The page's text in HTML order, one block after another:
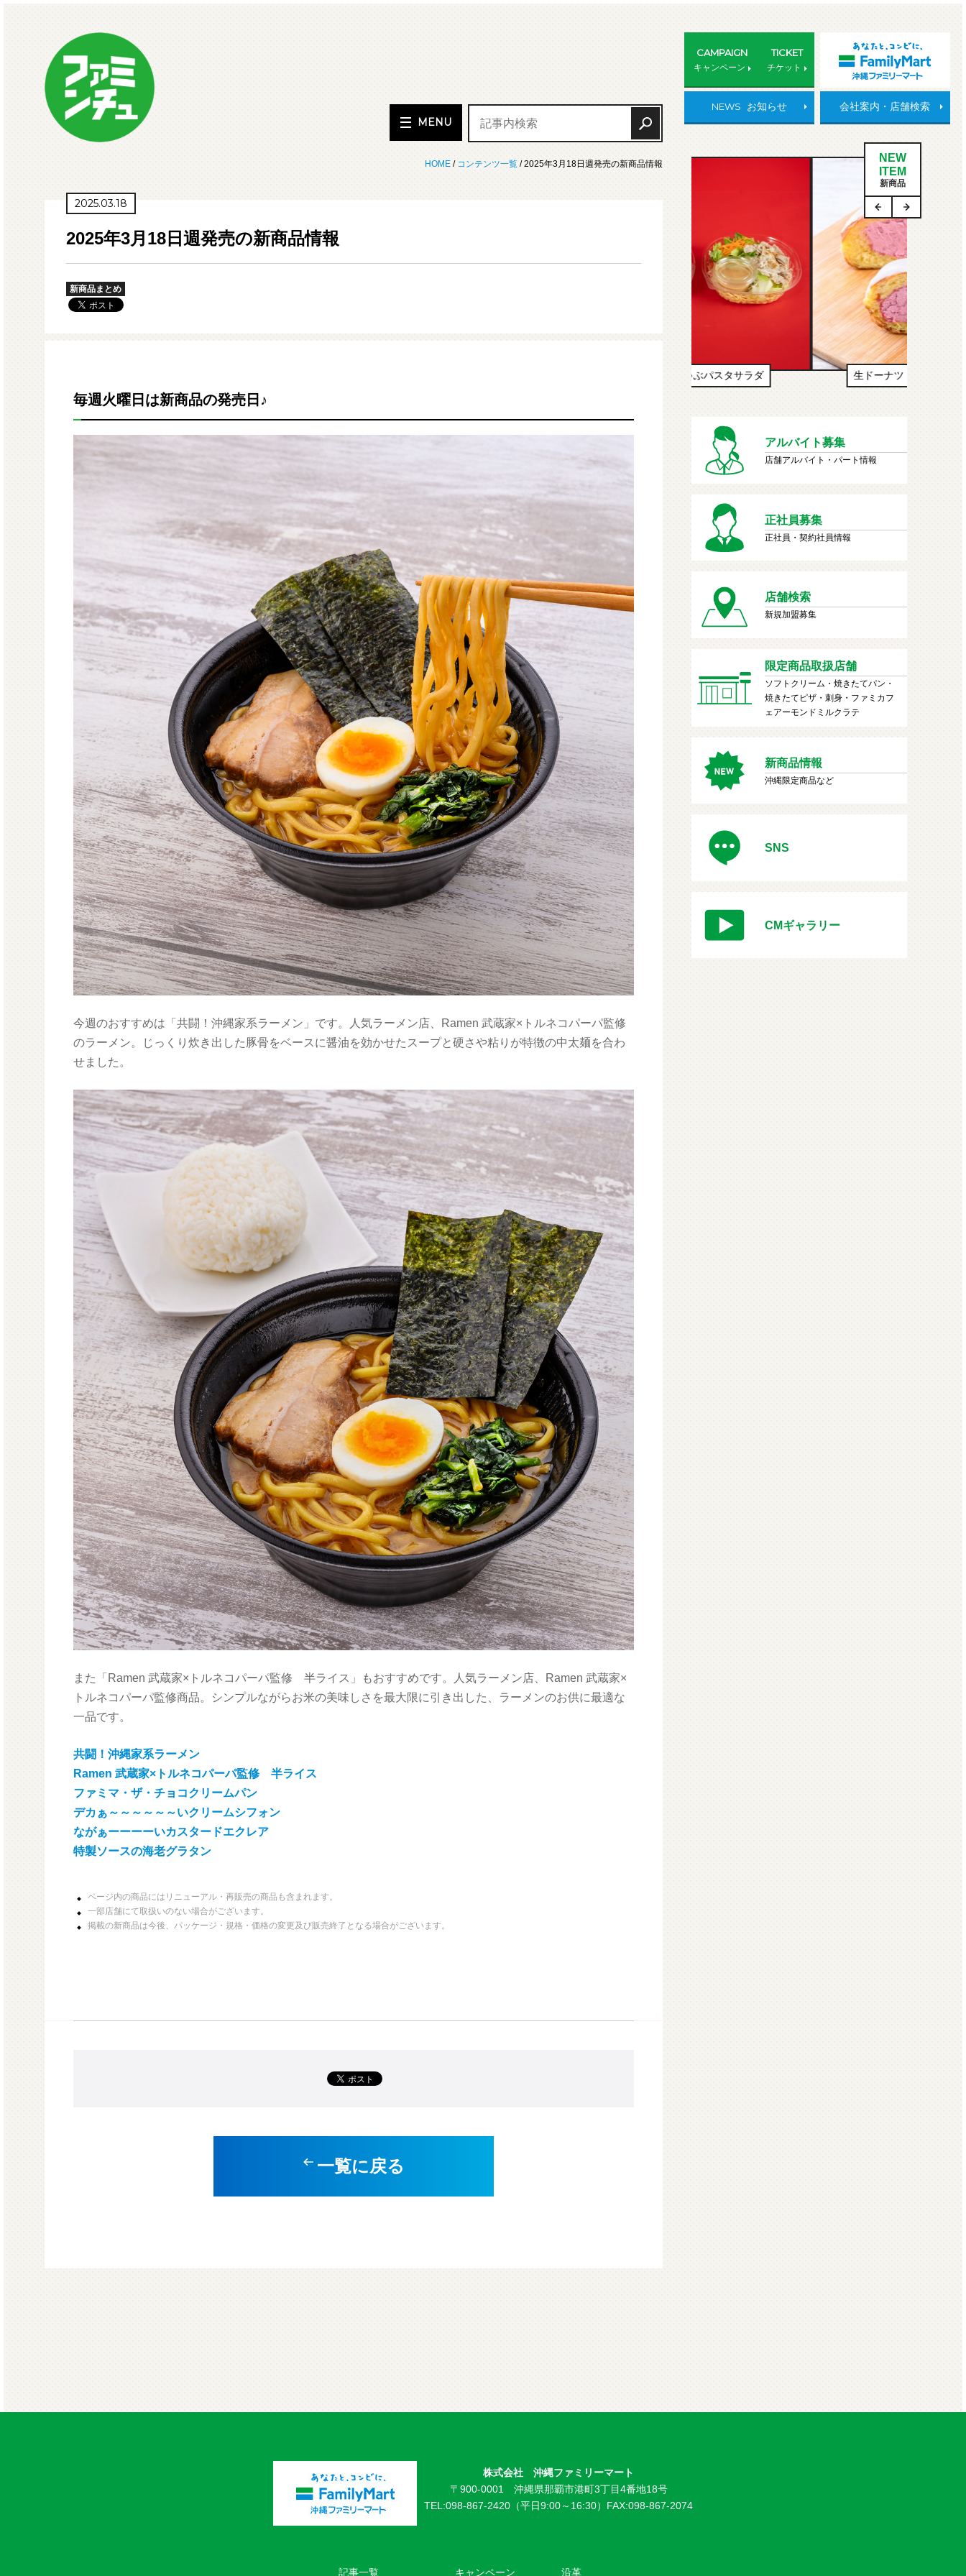
MENU
CAMPAIGN
キャンペーン
TICKET
チケット
NEWS お知らせ 会社案内・店舗検索
HOME / コンテンツ一覧 / 2025年3月18日週発売の新商品情報
2025.03.18
2025年3月18日週発売の新商品情報
新商品まとめ
毎週火曜日は新商品の発売日♪
今週のおすすめは「共闘！沖縄家系ラーメン」です。人気ラーメン店、Ramen 武蔵家×トルネコパーパ監修
のラーメン。じっくり炊き出した豚骨をベースに醤油を効かせたスープと硬さや粘りが特徴の中太麺を合わ
せました。
また「Ramen 武蔵家×トルネコパーパ監修 半ライス」もおすすめです。人気ラーメン店、Ramen 武蔵家×
トルネコパーパ監修商品。シンプルながらお米の美味しさを最大限に引き出した、ラーメンのお供に最適な
一品です。
共闘！沖縄家系ラーメン
Ramen 武蔵家×トルネコパーパ監修 半ライス
ファミマ・ザ・チョコクリームパン
デカぁ～～～～～～いクリームシフォン
ながぁーーーーいカスタードエクレア
特製ソースの海老グラタン
ページ内の商品にはリニューアル・再販売の商品も含まれます。
一部店舗にて取扱いのない場合がございます。
掲載の新商品は今後、パッケージ・規格・価格の変更及び販売終了となる場合がございます。
一覧に戻る
NEW
ITEM
新商品
生ドーナツ（わたあめ味風）
アルバイト募集
店舗アルバイト・パート情報
正社員募集
正社員・契約社員情報
店舗検索
新規加盟募集
限定商品取扱店舗
ソフトクリーム・焼きたてパン・
焼きたてピザ・刺身・ファミカフ
ェアーモンドミルクラテ
新商品情報
沖縄限定商品など
SNS
CMギャラリー
株式会社 沖縄ファミリーマート
〒900-0001 沖縄県那覇市港町3丁目4番地18号
TEL:098-867-2420（平日9:00～16:30） FAX:098-867-2074
記事一覧 キャンペーン 沿革